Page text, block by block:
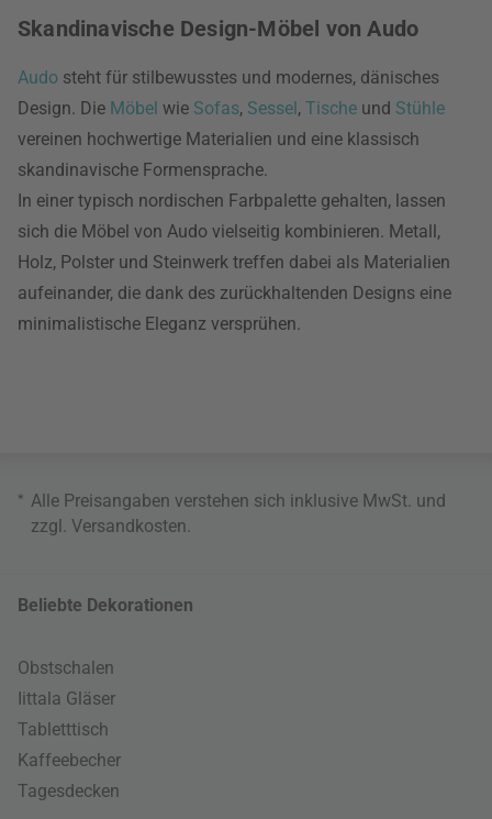
Skandinavische Design-Möbel von Audo
Audo steht für stilbewusstes und modernes, dänisches
Design. Die Möbel wie Sofas, Sessel , Tische und Stühle
vereinen hochwertige Materialien und eine klassisch
skandinavische Formensprache.
In einer typisch nordischen Farbpalette gehalten, lassen
sich die Möbel von Audo vielseitig kombinieren. Metall,
Holz, Polster und Steinwerk treffen dabei als Materialien
aufeinander, die dank des zurückhaltenden Designs eine
minimalistische Eleganz versprühen.
* Alle Preisangaben verstehen sich inklusive MwSt. und
zzgl. Versandkosten.
Beliebte Dekorationen
Obstschalen
Iittala Gläser
Tabletttisch
Kaffeebecher
Tagesdecken